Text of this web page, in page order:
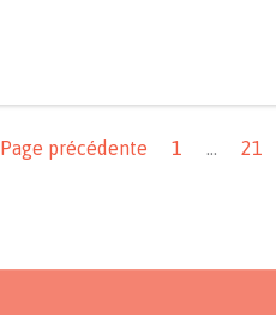
Page précédente
1 … 21